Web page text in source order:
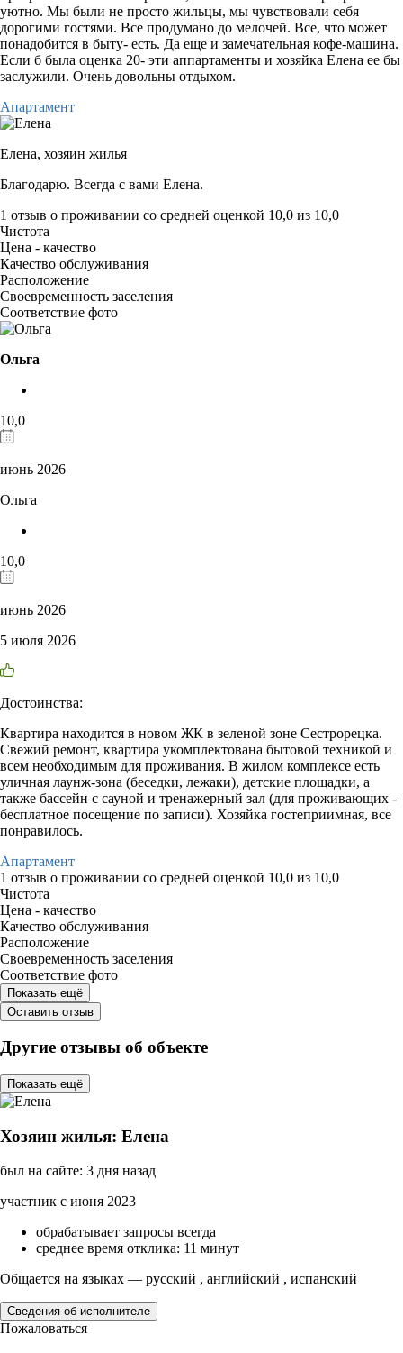
уютно. Мы были не просто жильцы, мы чувствовали себя
дорогими гостями. Все продумано до мелочей. Все, что может
понадобится в быту- есть. Да еще и замечательная кофе-машина.
Если б была оценка 20- эти аппартаменты и хозяйка Елена ее бы
заслужили. Очень довольны отдыхом.
Апартамент
Елена, хозяин жилья
Благодарю. Всегда с вами Елена.
1 отзыв о проживании со средней оценкой 10,0 из 10,0
Чистота
Цена - качество
Качество обслуживания
Расположение
Своевременность заселения
Соответствие фото
Ольга
10,0
июнь 2026
Ольга
10,0
июнь 2026
5 июля 2026
Достоинства:
Квартира находится в новом ЖК в зеленой зоне Сестрорецка.
Свежий ремонт, квартира укомплектована бытовой техникой и
всем необходимым для проживания. В жилом комплексе есть
уличная лаунж-зона (беседки, лежаки), детские площадки, а
также бассейн с сауной и тренажерный зал (для проживающих -
бесплатное посещение по записи). Хозяйка гостеприимная, все
понравилось.
Апартамент
1 отзыв о проживании со средней оценкой 10,0 из 10,0
Чистота
Цена - качество
Качество обслуживания
Расположение
Своевременность заселения
Соответствие фото
Показать ещё
Оставить отзыв
Другие отзывы об объекте
Показать ещё
Хозяин жилья: Елена
был на сайте: 3 дня назад
участник с июня 2023
обрабатывает запросы всегда
среднее время отклика: 11 минут
Общается на языках — русский , английский , испанский
Сведения об исполнителе
Пожаловаться